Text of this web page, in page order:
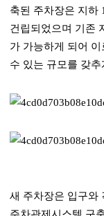
축된 주차장은 지하
건립되었으며 기존
가 가능하게 되어
수 있는 규모를 갖추
새 주차장은 입구와
주차관제시스템 구